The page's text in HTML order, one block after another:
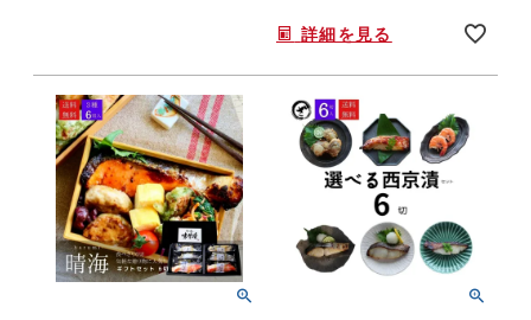
詳細を見る